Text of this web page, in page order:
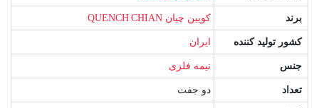
برند کویین چیان QUENCH CHIAN
کشور تولید کننده ایران
جنس نیمه فلزی
تعداد دو جفت